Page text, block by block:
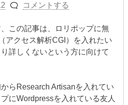
コメントする
この記事は、ロリポップに無
アクセス解析CGI）を入れたい
詳しくないという方に向けて
らResearch Artisanを入れてい
にWordpressを入れている友人